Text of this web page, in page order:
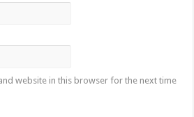
website in this browser for the next time